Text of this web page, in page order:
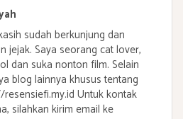
sudah berkunjung dan
jejak. Saya seorang cat lover,
dan suka nonton film. Selain
blog lainnya khusus tentang
Untuk kontak
silahkan kirim email ke